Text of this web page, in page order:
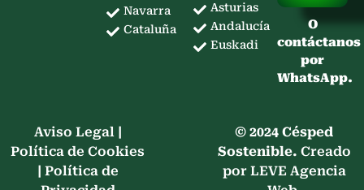
Navarra
Cataluña
Asturias
Andalucía
Euskadi
O
contáctanos
por
WhatsApp.
Aviso Legal |
Política de Cookies
| Política de
© 2024 Césped
Sostenible. Creado
por LEVE Agencia